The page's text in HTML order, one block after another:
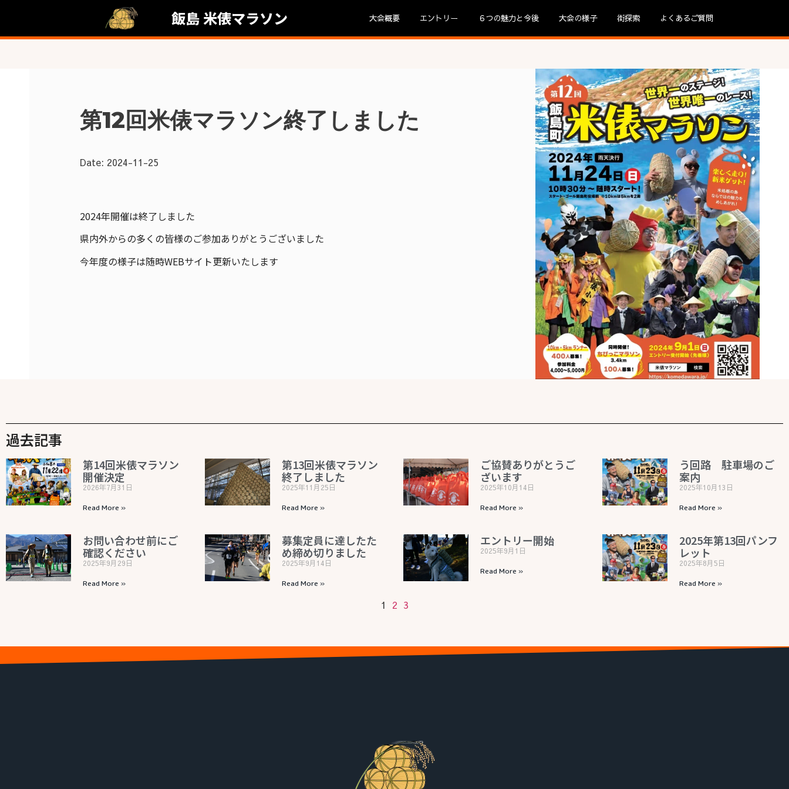
飯島 米俵マラソン 大会概要 エントリー ６つの魅力と今後 大会の様子 街探索 よくあるご質問
第12回米俵マラソン終了しました
Date: 2024-11-25
2024年開催は終了しました
県内外からの多くの皆様のご参加ありがとうございました
今年度の様子は随時WEBサイト更新いたします
過去記事
第14回米俵マラソン
開催決定
2026年7月31日
Read More »
第13回米俵マラソン
終了しました
2025年11月25日
Read More »
ご協賛ありがとうご
ざいます
2025年10月14日
Read More »
う回路 駐車場のご
案内
2025年10月13日
Read More »
お問い合わせ前にご
確認ください
2025年9月29日
Read More »
募集定員に達したた
め締め切りました
2025年9月14日
Read More »
エントリー開始
2025年9月1日
Read More »
2025年第13回パンフ
レット
2025年8月5日
Read More »
1 2 3